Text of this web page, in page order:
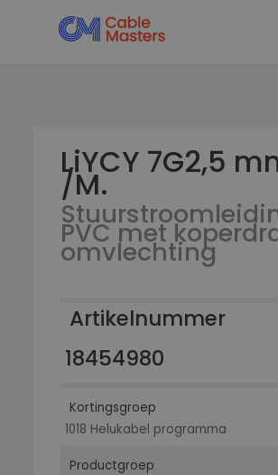
Home/ Catalogus
Stuurstroomleiding PVC met
LiYCY 7G2,5 mm2 /M.
LiYCY 7G2,5
/M.
PVC met
omvlechting
Artikelnummer
18454980
Kortingsgroep
1018 Helukabel programma
Productgroep